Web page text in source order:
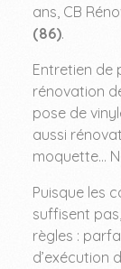
ans, CB
(86).
Entretien de
rénovation
pose de
aussi
moquette…
Puisque les
suffisent pas,
règles :
d’exécution